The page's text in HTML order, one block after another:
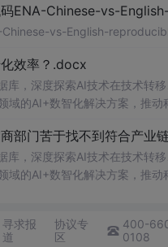
码ENA-Chinese-vs-
Chinese-vs-English-
效率？.docx
，深度探索AI技术在技术转
域的AI+数智化解决方案，推动
部门苦于找不到符合产业
，深度探索AI技术在技术转
域的AI+数智化解决方案，推动
寻求报
道
协议专
区
400-
0108